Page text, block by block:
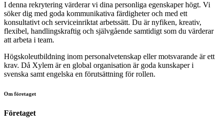
I denna rekrytering värderar vi dina personliga egenskaper högt. Vi
söker dig med goda kommunikativa färdigheter och med ett
konsultativt och serviceinriktat arbetssätt. Du är nyfiken, kreativ,
flexibel, handlingskraftig och självgående samtidigt som du värderar
att arbeta i team.
Högskoleutbildning inom personalvetenskap eller motsvarande är ett
krav. Då Xylem är en global organisation är goda kunskaper i
svenska samt engelska en förutsättning för rollen.
Om företaget
Företaget